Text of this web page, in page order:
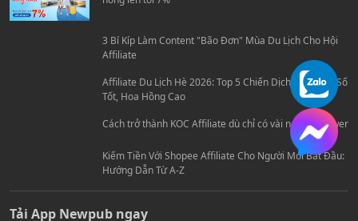
AFFILIATE MARKETING
Kiếm Tiền Mùa Du Lịch Cùng Vexere & Traveloka|Hoa
hồng lên tới 7%
3 Bí Kíp Làm Content "Bão Đơn" Mùa Du Lịch Cho Hội
Affiliate Du Lịch Hè 2026: Top 5 Chiến Dịch Travel Ra Số
Tốt, Hoa Hồng Cao